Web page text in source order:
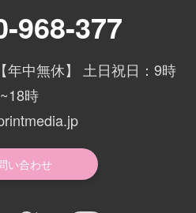
しむ
いのポロシャツで昼も放課後も盛
青春クラスポロ
968-377
年中無休】 土日祝日：9時
~18時
い合わせ